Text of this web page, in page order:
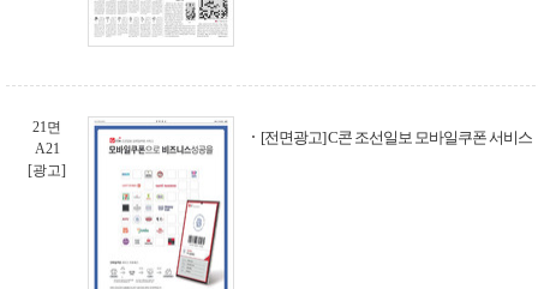
21면
A21
[광고]
[전면광고] C콘 조선일보 모바일쿠폰 서비스